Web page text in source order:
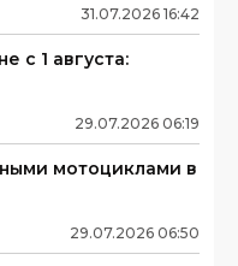
31.07.2026 16:42
с 1 августа:
29.07.2026 06:19
мотоциклами в
29.07.2026 06:50